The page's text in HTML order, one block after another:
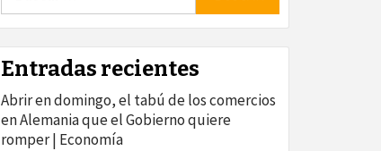
Entradas recientes
Abrir en domingo, el tabú de los comercios
en Alemania que el Gobierno quiere
romper | Economía